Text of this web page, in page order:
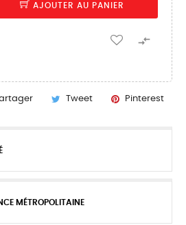
AJOUTER AU PANIER

Tweet Pinterest
MÉTROPOLITAINE